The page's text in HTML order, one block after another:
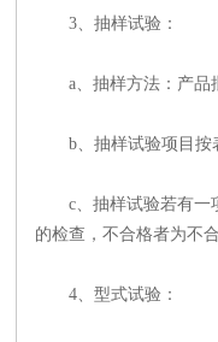
3、抽样试验：
a、抽样方法：产品批
b、抽样试验项目按
c、抽样试验若有一项
的检查，不合格者为不
4、型式试验：